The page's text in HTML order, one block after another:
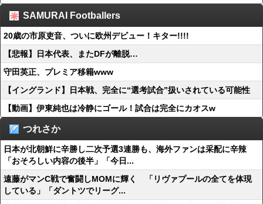
SAMURAI Footballers
20歳の市原吏音、ついに欧州デビュー！キター!!!!
【悲報】日本代表、またDFが離脱…
守田英正、プレミア移籍www
【イングランド】日本戦、完全に“選考試合”扱いされている可能性
【動画】伊東純也は冷静にゴール！試合は完全にカオスw
つれさか
日本が北朝鮮に辛勝し二次予選3連勝も、海外ファンは采配に辛辣
「おそろしい内容の後半」「今日...
遠藤がマンC戦で奮闘しMOMに輝く 「リヴァプールの全てを体現
している」「ダントツでリーグ...